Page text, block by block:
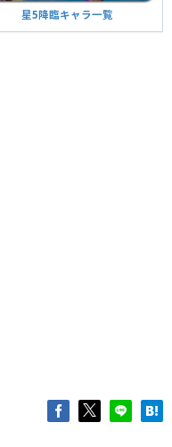
星5降臨キャラ一覧